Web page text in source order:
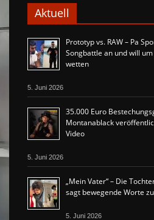
Aktuell
Prototyp vs. RAW – Pa
Songbattle an und will
wetten
5. Juni 2026
35.000 Euro
Montanablack
Video
5. Juni 2026
„Mein Vater“ – Die
sagt bewegende Worte
5. Juni 2026